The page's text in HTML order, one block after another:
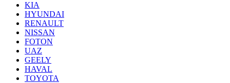
KIA
HYUNDAI
RENAULT
NISSAN
FOTON
UAZ
GEELY
HAVAL
TOYOTA